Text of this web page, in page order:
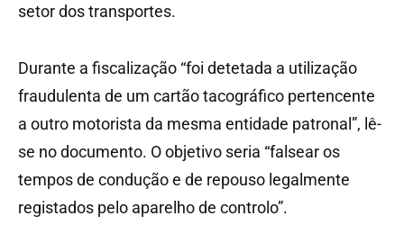
setor dos transportes.
Durante a fiscalização “foi detetada a utilização
fraudulenta de um cartão tacográfico pertencente
a outro motorista da mesma entidade patronal”, lê-
se no documento. O objetivo seria “falsear os
tempos de condução e de repouso legalmente
registados pelo aparelho de controlo”.